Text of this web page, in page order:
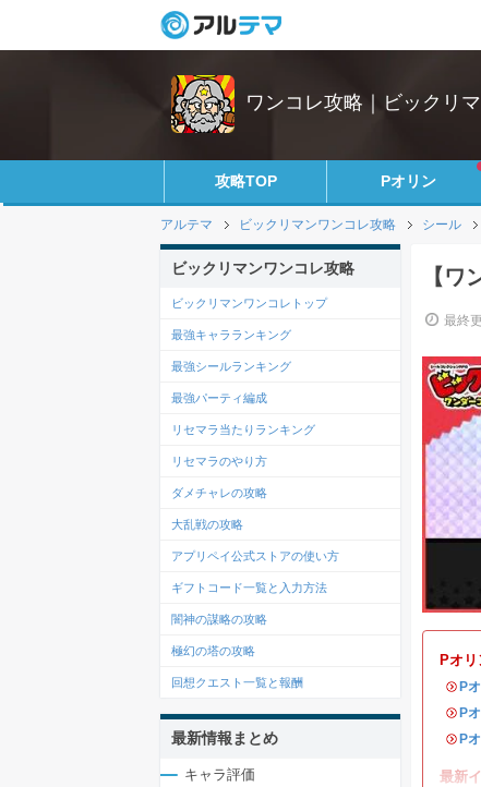
ワンコレ攻略｜ビックリ
攻略TOP Pオリン
アルテマ ビックリマンワンコレ攻略 シール
【
最終
Pオリ
・P
・P
・P
最新
ビックリマンワンコレ攻略
ビックリマンワンコレトップ
最強キャラランキング
最強シールランキング
最強パーティ編成
リセマラ当たりランキング
リセマラのやり方
ダメチャレの攻略
大乱戦の攻略
アプリペイ公式ストアの使い方
ギフトコード一覧と入力方法
闇神の謀略の攻略
極幻の塔の攻略
回想クエスト一覧と報酬
最新情報まとめ
キャラ評価